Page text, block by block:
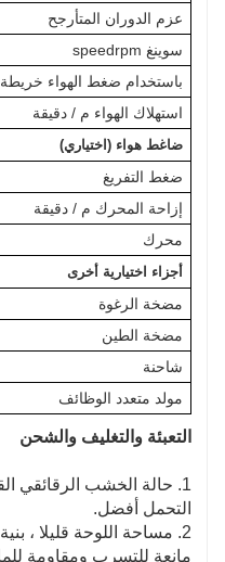
عزم الدوران المتأرجح
سوينغ speedrpm
باستخدام ضغط الهواء خريطة
استهلاك الهواء م / دقيقة
ضاغط هواء (اختياري)
ضغط التفريغ
إزاحة المحرك م / دقيقة
محرك
أجزاء اختيارية أخرى
مضخة الرغوة
مضخة الطين
شاحنة
مولد متعدد الوظائف
التعبئة والتغليف والشحن
1. حالة الخشب الرقائقي
التحمل أفضل.
2. مساحة اللوحة قليلا ،
مانعة للتسرب ومقاومة